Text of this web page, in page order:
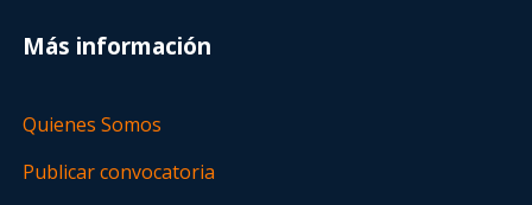
Más información
Quienes Somos
Publicar convocatoria